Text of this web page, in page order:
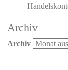
Archiv
Archiv